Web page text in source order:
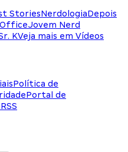
StoriesNerdologiaDepois
Jovem Nerd
KVeja mais em Vídeos
Política de
Portal de
RSS